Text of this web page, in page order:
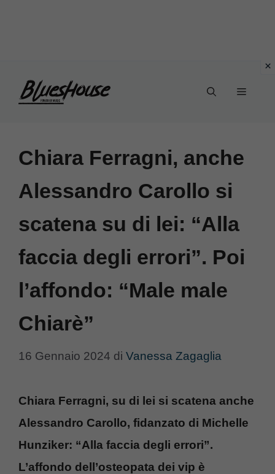
Menu
Chiara Ferragni, anche
Alessandro Carollo si
scatena su di lei: “Alla
faccia degli errori”. Poi
l’affondo: “Male male
Chiarè”
16 Gennaio 2024 di Vanessa Zagaglia
Chiara Ferragni, su di lei si scatena anche
Alessandro Carollo, fidanzato di Michelle
Hunziker: “Alla faccia degli errori”.
L’affondo dell’osteopata dei vip è